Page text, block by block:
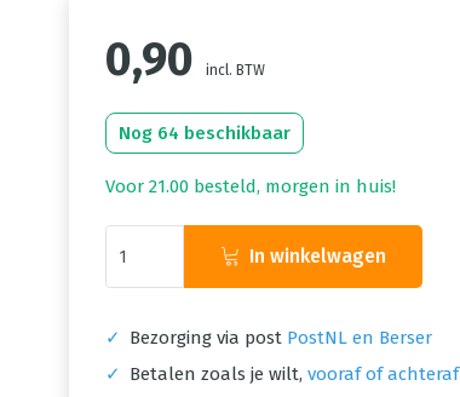
0,90 incl. BTW
Nog 64 beschikbaar
Voor 21.00 besteld, morgen in huis!
In winkelwagen
✓ Bezorging via post PostNL en Berser
✓
Betalen zoals je wilt, vooraf of achteraf